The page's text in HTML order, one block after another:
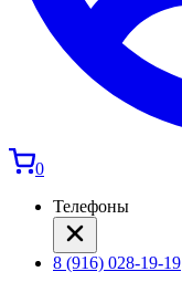
0
Телефоны
8 (916) 028-19-19